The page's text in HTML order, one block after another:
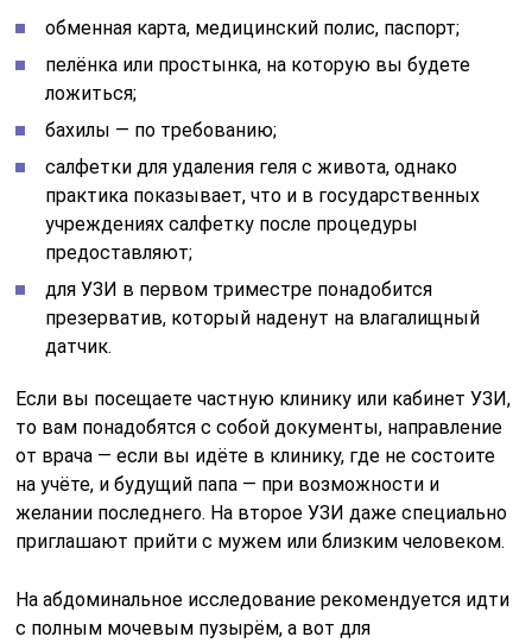
обменная карта, медицинский полис, паспорт;
пелёнка или простынка, на которую вы будете
ложиться;
бахилы — по требованию;
салфетки для удаления геля с живота, однако
практика показывает, что и в государственных
учреждениях салфетку после процедуры
предоставляют;
для УЗИ в первом триместре понадобится
презерватив, который наденут на влагалищный
датчик.
Если вы посещаете частную клинику или кабинет УЗИ,
то вам понадобятся с собой документы, направление
от врача — если вы идёте в клинику, где не состоите
на учёте, и будущий папа — при возможности и
желании последнего. На второе УЗИ даже специально
приглашают прийти с мужем или близким человеком.
На абдоминальное исследование рекомендуется идти
с полным мочевым пузырём, а вот для